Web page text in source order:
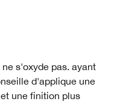
s'oxyde pas. ayant
d'applique une
une finition plus